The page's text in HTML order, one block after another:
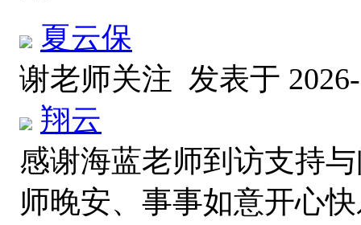
夏云保
谢老师关注 发表于
翔云
感谢海蓝老师到访支持
师晚安、事事如意开心